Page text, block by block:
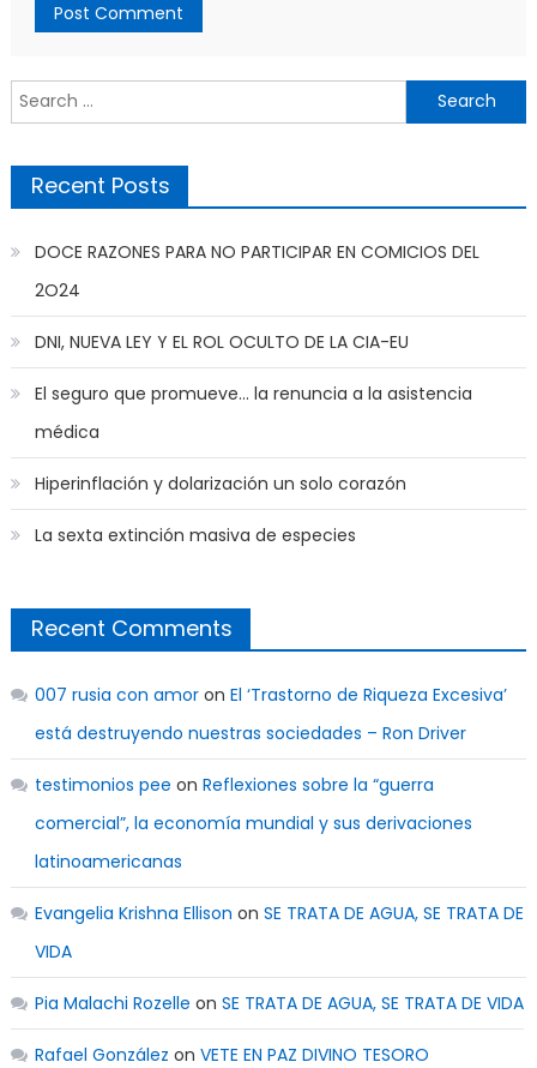
Search
for:
Recent Posts
DOCE RAZONES PARA NO PARTICIPAR EN COMICIOS DEL
2O24
DNI, NUEVA LEY Y EL ROL OCULTO DE LA CIA-EU
El seguro que promueve… la renuncia a la asistencia
médica
Hiperinflación y dolarización un solo corazón
La sexta extinción masiva de especies
Recent Comments
007 rusia con amoron El ‘Trastorno de Riqueza Excesiva’
está destruyendo nuestras sociedades – Ron Driver
testimonios pee on Reflexiones sobre la “guerra
comercial”, la economía mundial y sus derivaciones
latinoamericanas
Evangelia Krishna Ellison on SE TRATA DE AGUA, SE TRATA DE
VIDA
Pia Malachi Rozelle on SE TRATA DE AGUA, SE TRATA DE VIDA
Rafael González on VETE EN PAZ DIVINO TESORO